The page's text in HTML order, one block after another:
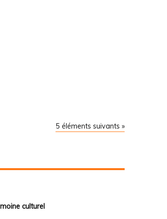
5 éléments suivants »
culturel